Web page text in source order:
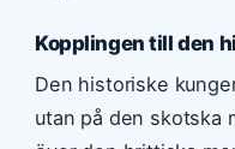
Kopplingen till den
Den historiske
utan på den skotska